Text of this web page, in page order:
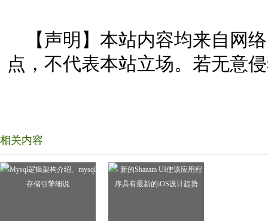
【声明】本站内容均来自网
点，不代表本站立场。若无意
相关内容